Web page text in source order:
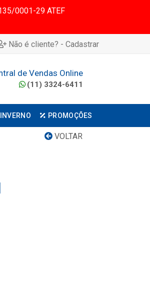
0001-29 ATEF
Não é cliente? - Cadastrar
de Vendas Online
(11) 3324-6411
INVERNO PROMOÇÕES
VOLTAR